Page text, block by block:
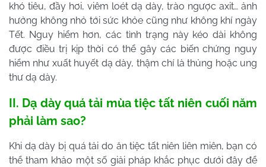
khó tiêu, đầy hơi, viêm loét dạ dày, trào ngược axit… ảnh
hưởng không nhỏ tới sức khỏe cũng như không khí ngày
Tết. Nguy hiểm hơn, các tình trạng này kéo dài không
được điều trị kịp thời có thể gây các biến chứng nguy
hiểm như xuất huyết dạ dày, thậm chí là thủng hoặc ung
thư dạ dày.
II. Dạ dày quá tải mùa tiệc tất niên cuối năm
phải làm sao?
Khi dạ dày bị quá tải do ăn tiệc tất niên liên miên, bạn có
thể tham khảo một số giải pháp khắc phục dưới đây để